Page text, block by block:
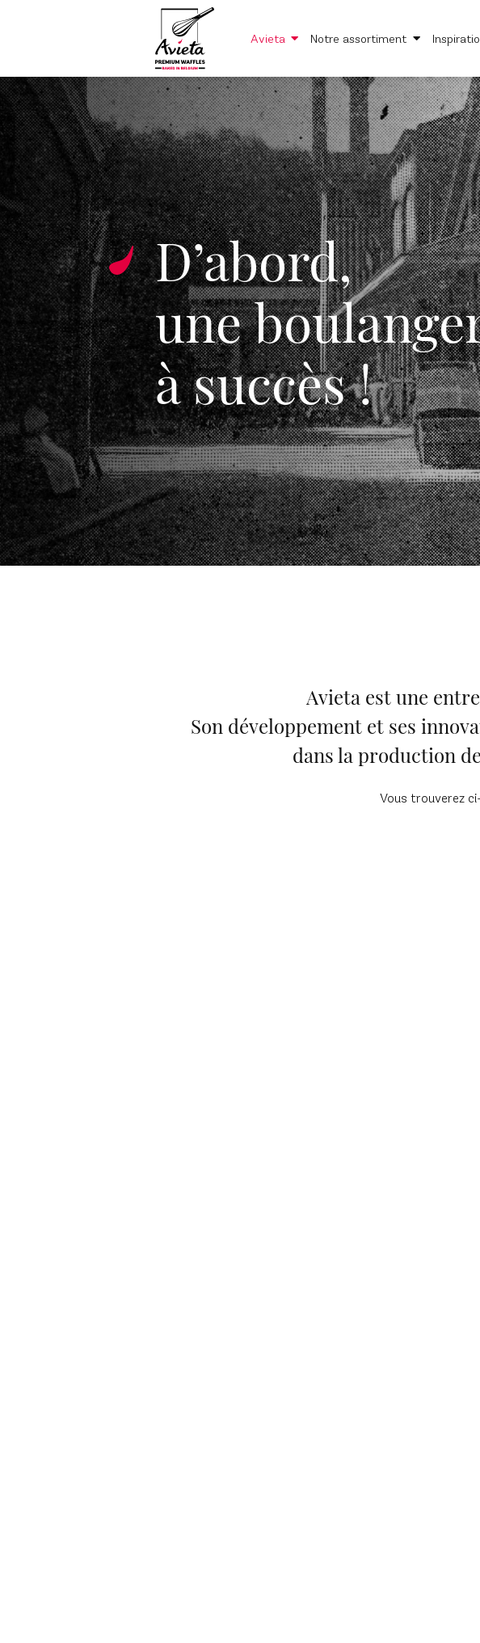
Avieta
Notre
Notre
Notre
Notre assortiment
D’abord,
une
à succès !
Avieta est une
Son développement et ses
dans la production
Vous trouverez